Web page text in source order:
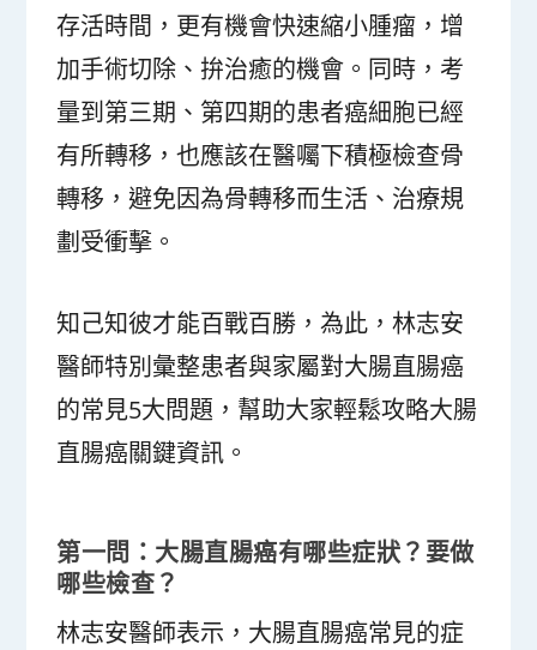
存活時間，更有機會快速縮小腫瘤，增
加手術切除、拚治癒的機會。同時，考
量到第三期、第四期的患者癌細胞已經
有所轉移，也應該在醫囑下積極檢查骨
轉移，避免因為骨轉移而生活、治療規
劃受衝擊。
知己知彼才能百戰百勝，為此，林志安
醫師特別彙整患者與家屬對大腸直腸癌
的常見5大問題，幫助大家輕鬆攻略大腸
直腸癌關鍵資訊。
第一問：大腸直腸癌有哪些症狀？要做
哪些檢查？
林志安醫師表示，大腸直腸癌常見的症